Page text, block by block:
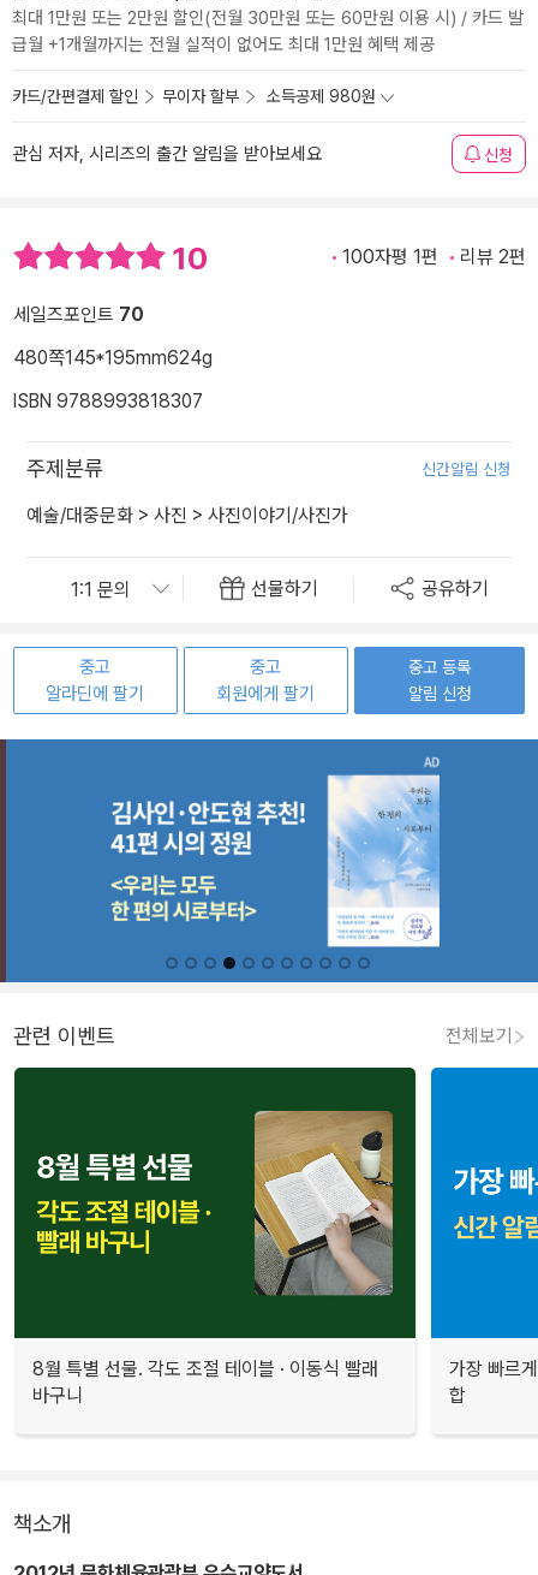
최대 1만원 또는 2만원 할인(전월 30만원 또는 60만원 이용 시) / 카드 발
급월 +1개월까지는 전월 실적이 없어도 최대 1만원 혜택 제공
카드/간편결제 할인 무이자 할부 소득공제 980원
관심 저자, 시리즈의 출간 알림을 받아보세요 신청
10 100자평 1편 리뷰 2편
세일즈포인트 70
480쪽145*195mm624g
ISBN 9788993818307
주제분류 신간알림 신청
예술/대중문화 > 사진 > 사진이야기/사진가
선물하기 공유하기
중고
알라딘에 팔기
중고
회원에게 팔기
중고 등록
알림 신청
관련 이벤트 전체보기
8월 특별 선물. 각도 조절 테이블 · 이동식 빨래
바구니
가장 빠르
합
책소개